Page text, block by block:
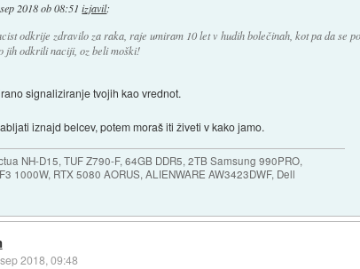
2018 ob 08:51 izjavil:
odkrije zdravilo za raka, raje umiram 10 let v hudih bolečinah, kot pa da se
jih odkrili naciji, oz beli moški!
signaliziranje tvojih kao vrednot.
iznajd belcev, potem moraš iti živeti v kako jamo.
NH-D15, TUF Z790-F, 64GB DDR5, 2TB Samsung 990PRO,
1000W, RTX 5080 AORUS, ALIENWARE AW3423DWF, Dell
2018, 09:48